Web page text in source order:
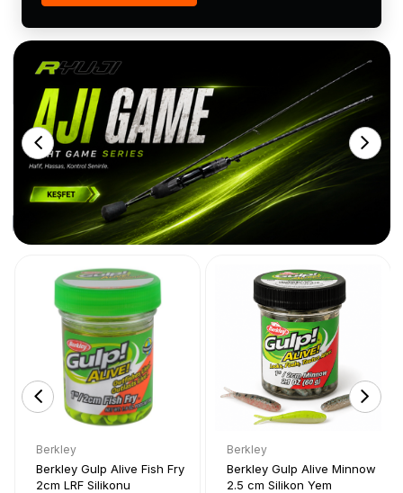
Berkley
Berkley Gulp Alive Fish Fry
2cm LRF Silikonu
Berkley
Berkley Gulp Alive Minnow
2.5 cm Silikon Yem